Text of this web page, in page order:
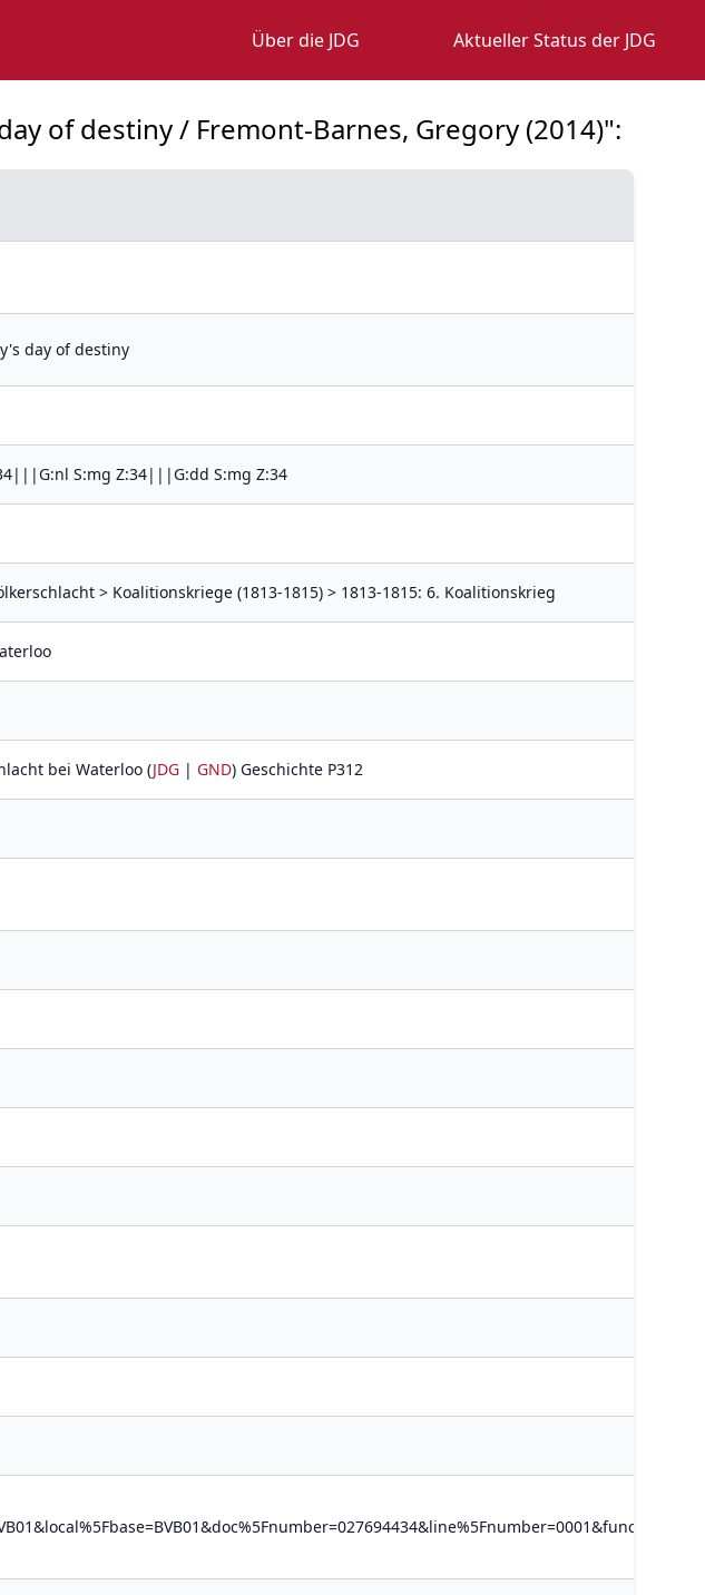
Über die JDG Aktueller Status der JDG
of destiny / Fremont-Barnes, Gregory (2014)":
day of destiny
S:mg Z:34|||G:dd S:mg Z:34
> Koalitionskriege (1813-1815) > 1813-1815: 6. Koalitionskrieg
bei Waterloo (JDG | GND) Geschichte P312